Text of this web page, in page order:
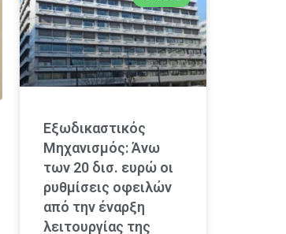
Εξωδικαστικός
Μηχανισμός: Άνω
των 20 δισ. ευρώ οι
ρυθμίσεις οφειλών
από την έναρξη
λειτουργίας της